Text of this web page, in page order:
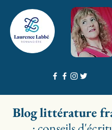
Bloglittérature